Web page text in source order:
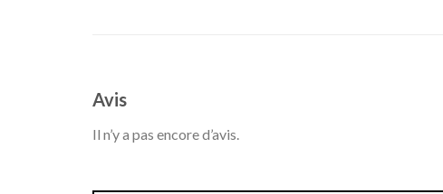
Avis
Il n’y a pas encore d’avis.